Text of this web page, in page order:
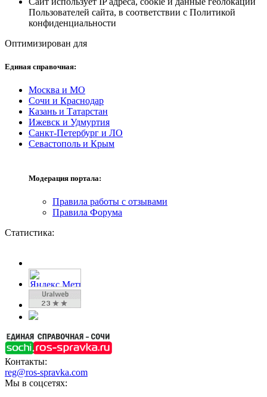
Пользователей сайта, в соответствии с Политикой
конфиденциальности
Оптимизирован для
Единая справочная:
Москва и МО
Сочи и Краснодар
Казань и Татарстан
Ижевск и Удмуртия
Санкт-Петербург и ЛО
Севастополь и Крым
Модерация портала:
Правила работы с отзывами
Правила Форума
Статистика:
Контакты:
reg@ros-spravka.com
Мы в соцсетях: